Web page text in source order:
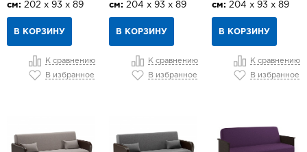
см: 202 х 93 х 89
В КОРЗИНУ
К сравнению
В избранное
см: 204 х 93 х 89
В КОРЗИНУ
К сравнению
В избранное
см: 204 х 93 х 89
В КОРЗИНУ
К сравнению
В избранное